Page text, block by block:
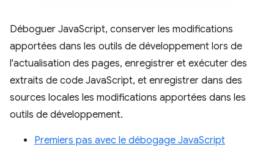
Déboguer JavaScript, conserver les modifications
apportées dans les outils de développement lors de
l'actualisation des pages, enregistrer et exécuter des
extraits de code JavaScript, et enregistrer dans des
sources locales les modifications apportées dans les
outils de développement.
Premiers pas avec le débogage JavaScript